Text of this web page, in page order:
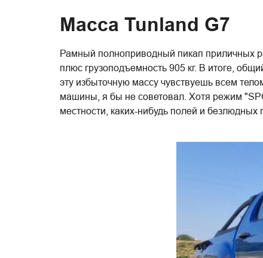
Масса Tunland G7
Рамный полноприводный пикап приличных
плюс грузоподъемность 905 кг. В итоге,
эту избыточную массу чувствуешь всем
машины, я бы не советовал. Хотя режим
местности, каких-нибудь полей и безлюдных